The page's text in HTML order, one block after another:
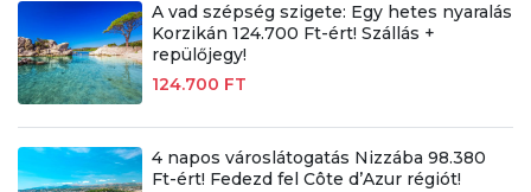
A vad szépség szigete: Egy hetes nyaralás
Korzikán 124.700 Ft-ért! Szállás +
repülőjegy!
124.700 FT
4 napos városlátogatás Nizzába 98.380
Ft-ért! Fedezd fel Côte d’Azur régiót!